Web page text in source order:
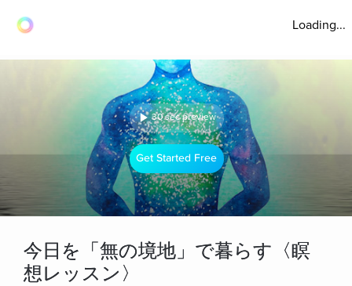
Loading...
30 sec preview
Get Started Free
今日を「無の境地」で暮らす〈瞑
想レッスン〉